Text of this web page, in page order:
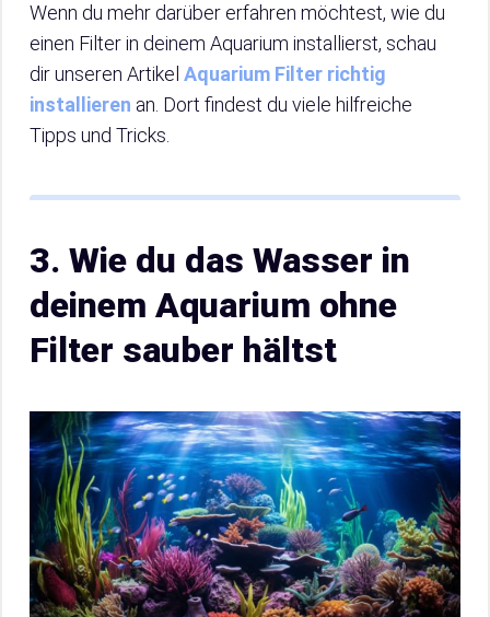
Wenn du mehr darüber erfahren möchtest, wie du
einen Filter in deinem Aquarium installierst, schau
dir unseren Artikel Aquarium Filter richtig
installieren an. Dort findest du viele hilfreiche
Tipps und Tricks.
3. Wie du das Wasser in
deinem Aquarium ohne
Filter sauber hältst